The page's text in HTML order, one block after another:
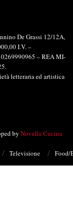
De Grassi 12/12A,
I.V. –
– REA MI-
letteraria ed artistica
by Novella Cucina
Televisione Food/